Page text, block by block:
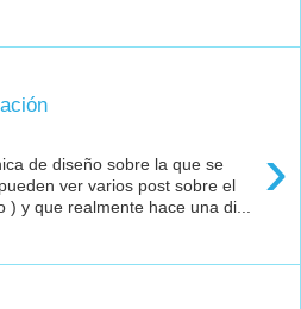
›
de diseño sobre la que se
ver varios post sobre el
) y que realmente hace una di...